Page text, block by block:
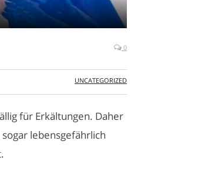
0
UNCATEGORIZED
für Erkältungen. Daher
lebensgefährlich